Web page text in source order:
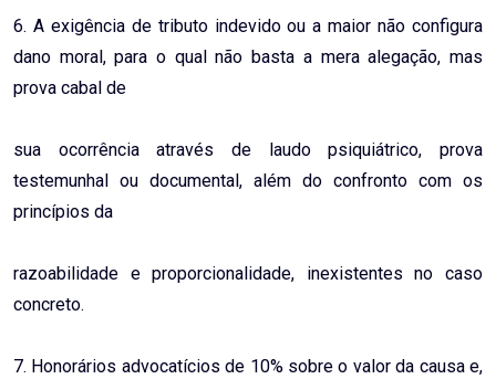
6. A exigência de tributo indevido ou a maior não configura
dano moral, para o qual não basta a mera alegação, mas
prova cabal de
sua ocorrência através de laudo psiquiátrico, prova
testemunhal ou documental, além do confronto com os
princípios da
razoabilidade e proporcionalidade, inexistentes no caso
concreto.
7. Honorários advocatícios de 10% sobre o valor da causa e,